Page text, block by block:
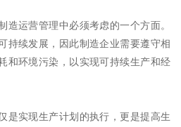
造运营管理中必须考虑的一个方面。
持续发展，因此制造企业需要遵守相
和环境污染，以实现可持续生产和经
是实现生产计划的执行，更是提高生